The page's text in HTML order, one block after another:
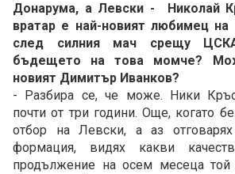
Донарума, а Левски - Николай
вратар е най-новият любимец на
след силния мач срещу
бъдещето на това момче?
новият Димитър Иванков?
- Разбира се, че може. Ники
почти от три години. Още, когато
отбор на Левски, а аз
формация, видях какви
продължение на осем месеца